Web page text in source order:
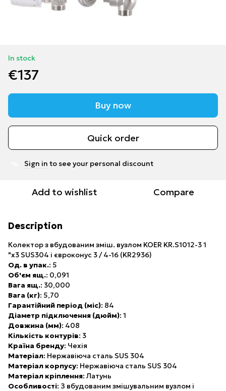
In stock
€137
Buy now
Quick order
Sign in to see your personal discount
Add to wishlist Compare
Description
Колектор з вбудованим зміш. вузлом KOER KR.S1012-3 1
"х3 SUS304 і євроконус 3 / 4-16 (KR2936)
Од. в упак.: 5
Об'єм ящ.: 0,091
Вага ящ.: 30,000
Вага (кг): 5,70
Гарантійний період (міс): 84
Діаметр підключення (дюйм): 1
Довжина (мм): 408
Кількість контурів: 3
Країна бренду: Чехія
Матеріал: Нержавіюча сталь SUS 304
Матеріал корпусу: Нержавіюча сталь SUS 304
Матеріал кріплення: Латунь
Особливості: З вбудованим змішувальним вузлом і